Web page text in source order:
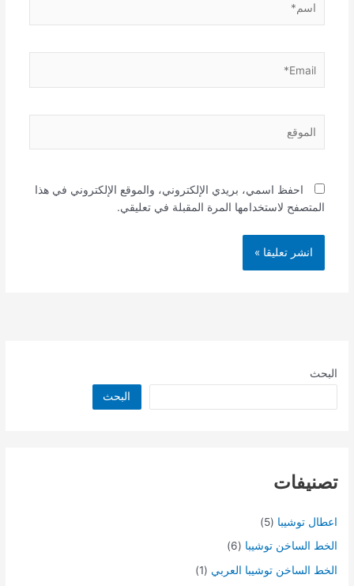
احفظ اسمي، بريدي الإلكتروني، والموقع الإلكتروني في هذا
المتصفح لاستخدامها المرة المقبلة في تعليقي.
البحث
البحث
تصنيفات
اعطال توشيبا (5)
الخط الساخن توشيبا (6)
الخط الساخن توشيبا العربي (1)